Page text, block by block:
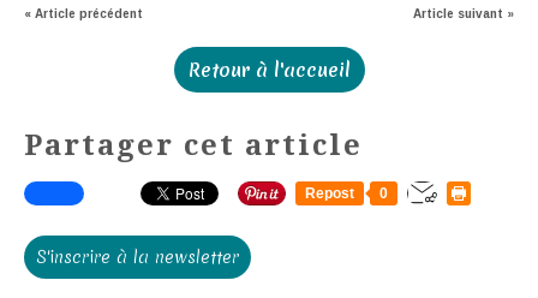
« Article précédent Article suivant »
Retour à l'accueil
Partager cet article
Repost 0
S'inscrire à la newsletter